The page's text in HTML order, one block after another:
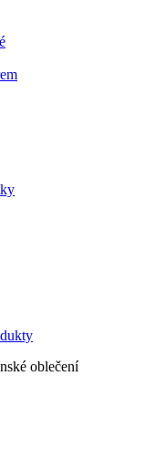
oblečení